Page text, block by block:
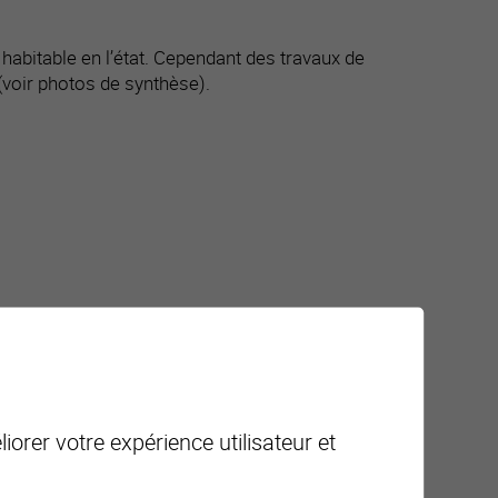
en l’état. Cependant des travaux de
photos de synthèse).
votre expérience utilisateur et